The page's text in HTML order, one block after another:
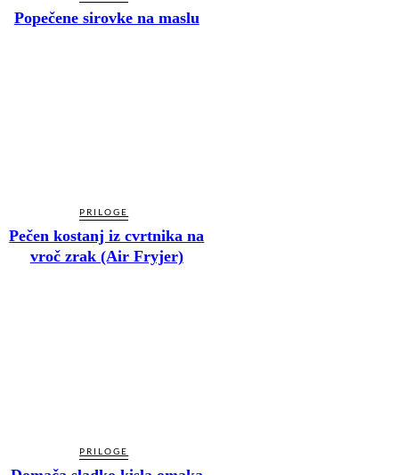
Popečene sirovke na maslu
PRILOGE
Pečen kostanj iz cvrtnika na
vroč zrak (Air Fryjer)
PRILOGE